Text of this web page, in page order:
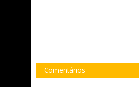
Comentários